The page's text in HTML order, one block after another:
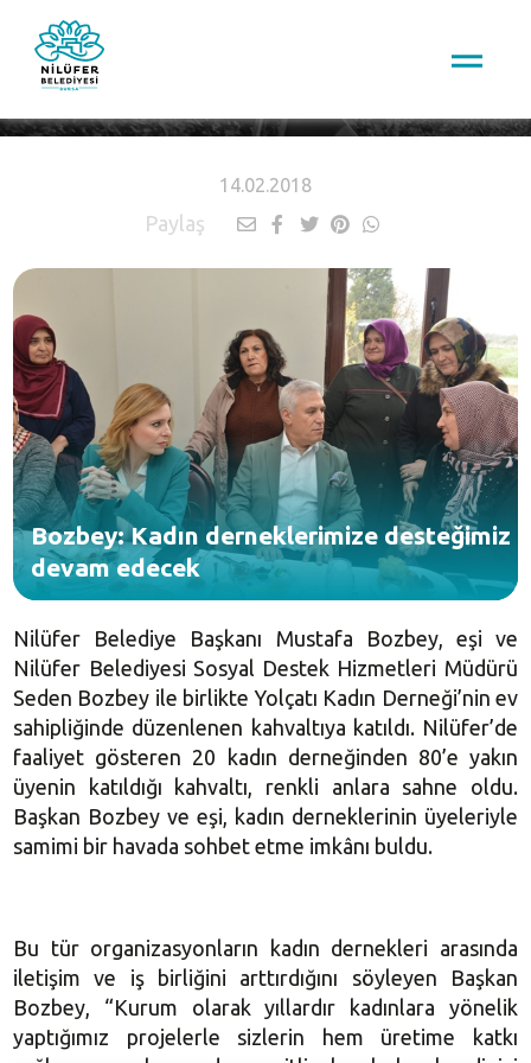
14.02.2018
Paylaş
Bozbey: Kadın derneklerimize desteğimiz
devam edecek
Nilüfer Belediye Başkanı Mustafa Bozbey, eşi ve
Nilüfer Belediyesi Sosyal Destek Hizmetleri Müdürü
Seden Bozbey ile birlikte Yolçatı Kadın Derneği’nin ev
sahipliğinde düzenlenen kahvaltıya katıldı. Nilüfer’de
faaliyet gösteren 20 kadın derneğinden 80’e yakın
üyenin katıldığı kahvaltı, renkli anlara sahne oldu.
Başkan Bozbey ve eşi, kadın derneklerinin üyeleriyle
samimi bir havada sohbet etme imkânı buldu.
Bu tür organizasyonların kadın dernekleri arasında
iletişim ve iş birliğini arttırdığını söyleyen Başkan
Bozbey, “Kurum olarak yıllardır kadınlara yönelik
yaptığımız projelerle sizlerin hem üretime katkı